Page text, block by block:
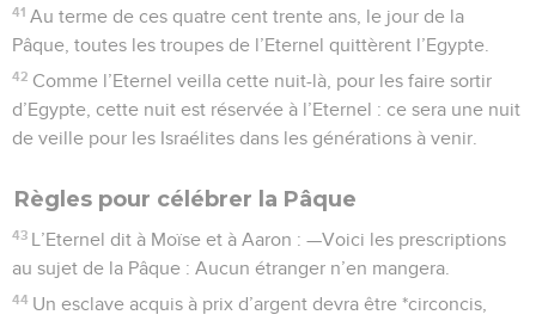
41 Au terme de ces quatre cent trente ans, le jour de la
Pâque, toutes les troupes de l’Eternel quittèrent l’Egypte.
42 Comme l’Eternel veilla cette nuit-là, pour les faire sortir
d’Egypte, cette nuit est réservée à l’Eternel : ce sera une nuit
de veille pour les Israélites dans les générations à venir.
Règles pour célébrer la Pâque
43 L’Eternel dit à Moïse et à Aaron : —Voici les prescriptions
au sujet de la Pâque : Aucun étranger n’en mangera.
44 Un esclave acquis à prix d’argent devra être *circoncis,